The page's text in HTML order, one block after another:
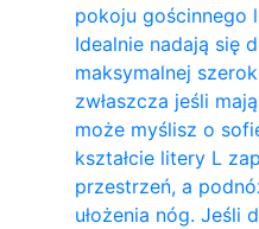
pokoju gościnnego
Idealnie nadają się
maksymalnej
zwłaszcza jeśli
może myślisz o
kształcie litery L
przestrzeń, a
ułożenia nóg. Jeśli